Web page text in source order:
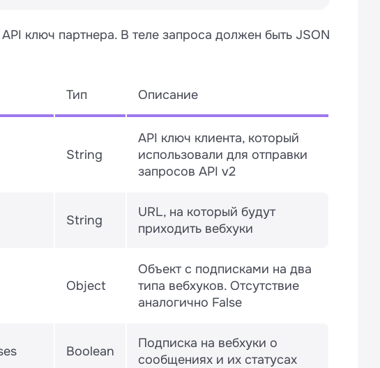
ключ партнера. В теле запроса должен быть JSON
Тип Описание
String
API ключ клиента, который
использовали для отправки
запросов API v2
String
URL, на который будут
приходить вебхуки
Object
Объект с подписками на два
типа вебхуков. Отсутствие
аналогично False
Boolean
Подписка на вебхуки о
сообщениях и их статусах